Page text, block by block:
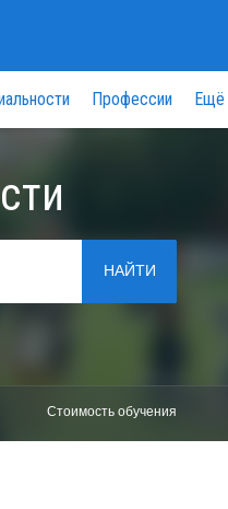
Профессии Ещё
НАЙТИ
Стоимость обучения